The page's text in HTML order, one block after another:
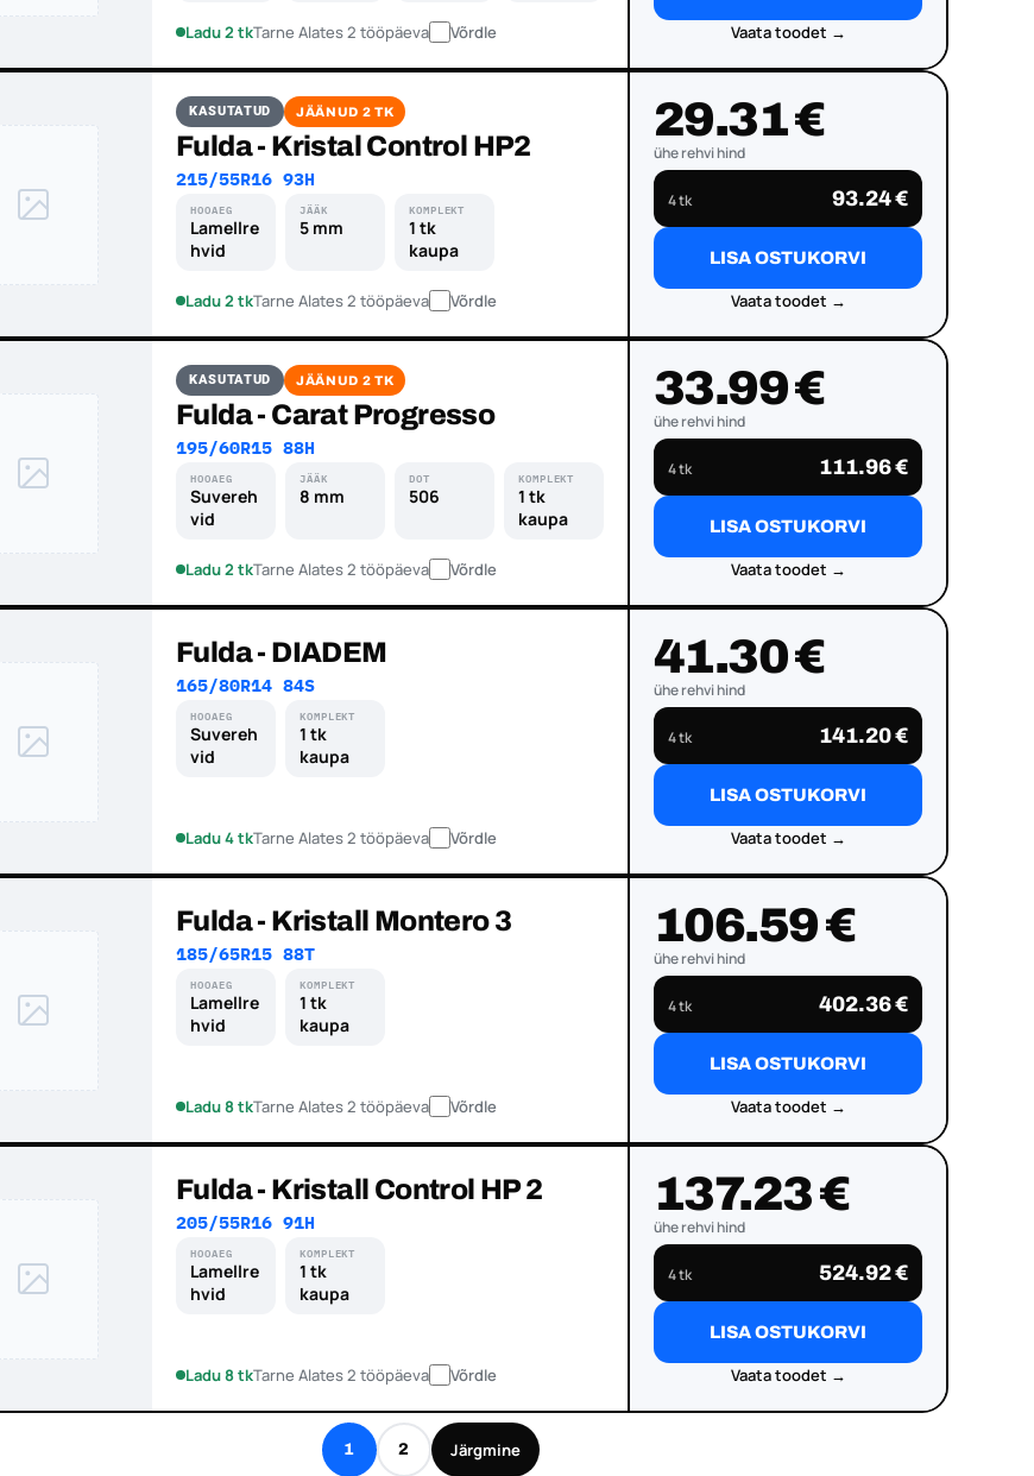
Ladu 2 tkTarne Alates 2 tööpäeva Võrdle Vaata toodet →
KASUTATUD JÄÄNUD 2 TK
Fulda - Kristal Control HP2
215/55R16 93H
HOOAEG
Lamellre
hvid
JÄÄK
5 mm
KOMPLEKT
1 tk
kaupa
Ladu 2 tkTarne Alates 2 tööpäeva Võrdle
29.31 €
ühe rehvi hind
4 tk 93.24 €
LISA OSTUKORVI
Vaata toodet →
KASUTATUD JÄÄNUD 2 TK
Fulda - Carat Progresso
195/60R15 88H
HOOAEG
Suvereh
vid
JÄÄK
8 mm
DOT
506
KOMPLEKT
1 tk
kaupa
Ladu 2 tkTarne Alates 2 tööpäeva Võrdle
33.99 €
ühe rehvi hind
4 tk 111.96 €
LISA OSTUKORVI
Vaata toodet →
Fulda - DIADEM
165/80R14 84S
HOOAEG
Suvereh
vid
KOMPLEKT
1 tk
kaupa
Ladu 4 tkTarne Alates 2 tööpäeva Võrdle
41.30 €
ühe rehvi hind
4 tk 141.20 €
LISA OSTUKORVI
Vaata toodet →
Fulda - Kristall Montero 3
185/65R15 88T
HOOAEG
Lamellre
hvid
KOMPLEKT
1 tk
kaupa
Ladu 8 tkTarne Alates 2 tööpäeva Võrdle
106.59 €
ühe rehvi hind
4 tk 402.36 €
LISA OSTUKORVI
Vaata toodet →
Fulda - Kristall Control HP 2
205/55R16 91H
HOOAEG
Lamellre
hvid
KOMPLEKT
1 tk
kaupa
Ladu 8 tkTarne Alates 2 tööpäeva Võrdle
137.23 €
ühe rehvi hind
4 tk 524.92 €
LISA OSTUKORVI
Vaata toodet →
1 2 Järgmine